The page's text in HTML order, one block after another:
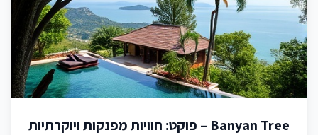
Banyan Tree – פוקט: חוויות מפנקות ויוקרתיות